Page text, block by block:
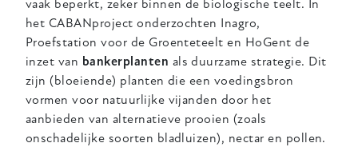
vaak beperkt, zeker binnen de biologische teelt. In
het CABANproject onderzochten Inagro,
Proefstation voor de Groenteteelt en HoGent de
inzet van bankerplanten als duurzame strategie. Dit
zijn (bloeiende) planten die een voedingsbron
vormen voor natuurlijke vijanden door het
aanbieden van alternatieve prooien (zoals
onschadelijke soorten bladluizen), nectar en pollen.